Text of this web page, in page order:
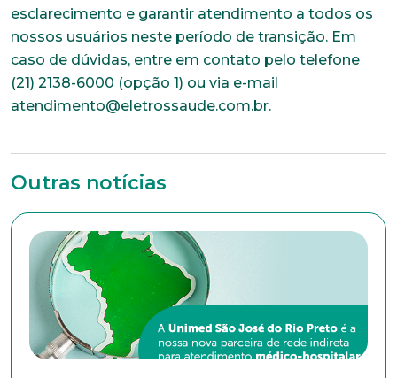
esclarecimento e garantir atendimento a todos os
nossos usuários neste período de transição. Em
caso de dúvidas, entre em contato pelo telefone
(21) 2138-6000 (opção 1) ou via e-mail
atendimento@eletrossaude.com.br.
Outras notícias